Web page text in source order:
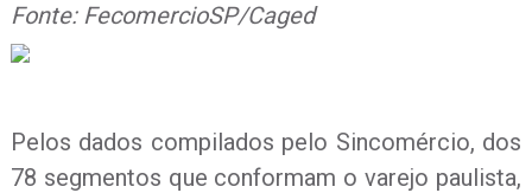
Fonte: FecomercioSP/Caged
Pelos dados compilados pelo Sincomércio, dos
78 segmentos que conformam o varejo paulista,